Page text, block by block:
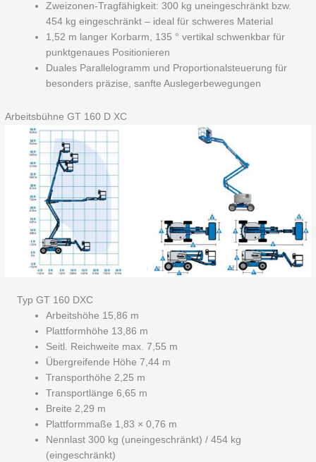
Zweizonen-Tragfähigkeit: 300 kg uneingeschränkt bzw.
454 kg eingeschränkt – ideal für schweres Material
1,52 m langer Korbarm, 135 ° vertikal schwenkbar für
punktgenaues Positionieren
Duales Parallelogramm und Proportionalsteuerung für
besonders präzise, sanfte Auslegerbewegungen
Arbeitsbühne GT 160 D XC
Typ GT 160 DXC
Arbeitshöhe 15,86 m
Plattformhöhe 13,86 m
Seitl. Reichweite max. 7,55 m
Übergreifende Höhe 7,44 m
Transporthöhe 2,25 m
Transportlänge 6,65 m
Breite 2,29 m
Plattformmaße 1,83 × 0,76 m
Nennlast 300 kg (uneingeschränkt) / 454 kg
(eingeschränkt)